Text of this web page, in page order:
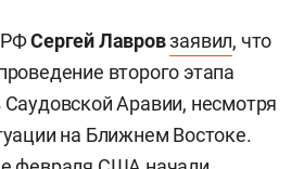
РФСергей Лавровзаявил, что
второго этапа
Саудовской Аравии, несмотря
на Ближнем Востоке.